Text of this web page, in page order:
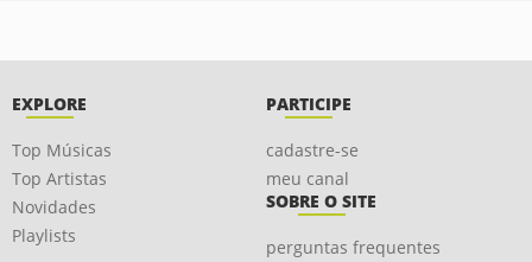
EXPLORE
Top Músicas
Top Artistas
Novidades
Playlists
PARTICIPE
cadastre-se
meu canal
SOBRE O SITE
perguntas frequentes